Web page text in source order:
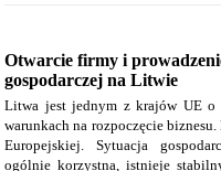
Otwarcie firmy i
gospodarczej na Litwie
Litwa jest jednym z krajów UE o
warunkach na rozpoczęcie
Europejskiej. Sytuacja
ogólnie korzystna, istnieje